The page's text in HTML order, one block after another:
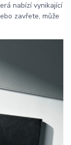
nabízí vynikající
zavřete, může